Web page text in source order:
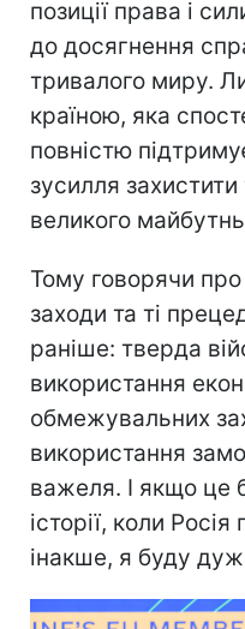
позиції права і
до досягнення
тривалого миру.
країною, яка
повністю
зусилля
великого
Тому говорячи про
заходи та ті
раніше: тверда
використання
обмежувальних
використання
важеля. І якщо це
історії, коли
інакше, я буду